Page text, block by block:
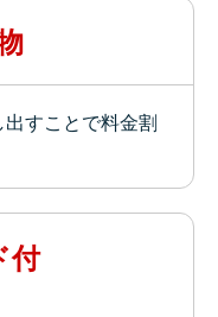
すことで料金割
付